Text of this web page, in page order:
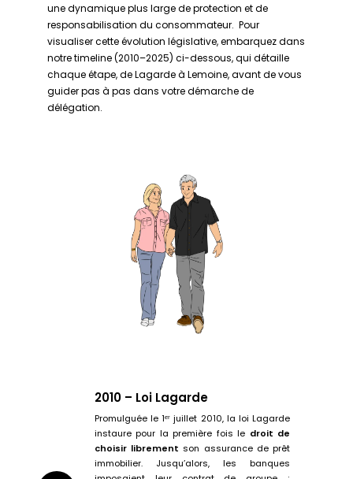
une dynamique plus large de protection et de
responsabilisation du consommateur. Pour
visualiser cette évolution législative, embarquez dans
notre timeline (2010–2025) ci-dessous, qui détaille
chaque étape, de Lagarde à Lemoine, avant de vous
guider pas à pas dans votre démarche de
délégation.
2010 – Loi Lagarde
Promulguée le 1ᵉʳ juillet 2010, la loi Lagarde
instaure pour la première fois le droit de
choisir librement son assurance de prêt
immobilier. Jusqu’alors, les banques